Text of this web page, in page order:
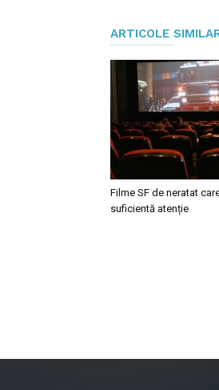
ARTICOLE
Filme SF de neratat
suficientă atenție